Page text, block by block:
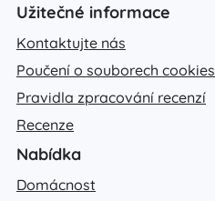
Užitečné informace
Kontaktujte nás
Poučení o souborech cookies
Pravidla zpracování recenzí
Recenze
Nabídka
Domácnost